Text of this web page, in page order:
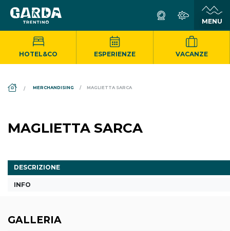
HOTEL&CO ESPERIENZE VACANZE
MERCHANDISING MAGLIETTA SARCA
MAGLIETTA SARCA
DESCRIZIONE
INFO
GALLERIA